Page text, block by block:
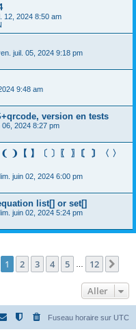
12, 2024 8:50 am
juil. 05, 2024 9:18 pm
9:48 am
version en tests
06, 2024 8:27 pm
【 】〔 〕〖 〗〘 〙〈 〉
juin 02, 2024 6:00 pm
list[] or set[]
juin 02, 2024 5:24 pm
1sur12
1 2 3 4 5 12
Aller
Fuseau horaire sur UTC